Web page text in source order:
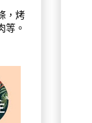
，烤
等。